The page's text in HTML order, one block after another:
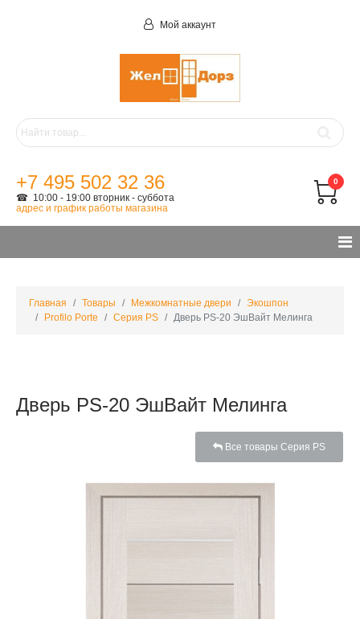
Мой аккаунт
+7 495 502 32 36
☎ 10:00 - 19:00 вторник - суббота
адрес и график работы магазина
0
Главная Товары Межкомнатные двери
Экошпон
Profilo Porte
Серия PS Дверь PS-20 ЭшВайт Мелинга
Дверь PS-20 ЭшВайт Мелинга
Все товары Серия PS